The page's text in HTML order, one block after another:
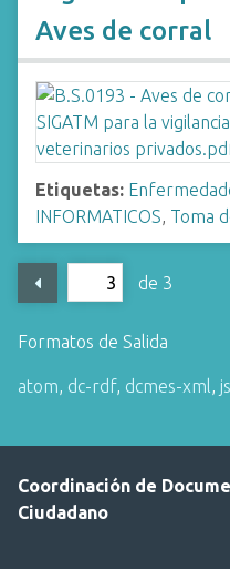
Aves de corral
Etiquetas:
INFORMATICOS, Toma
de 3
Formatos de Salida
atom, dc-rdf, dcmes-xml,
Coordinación de
Ciudadano